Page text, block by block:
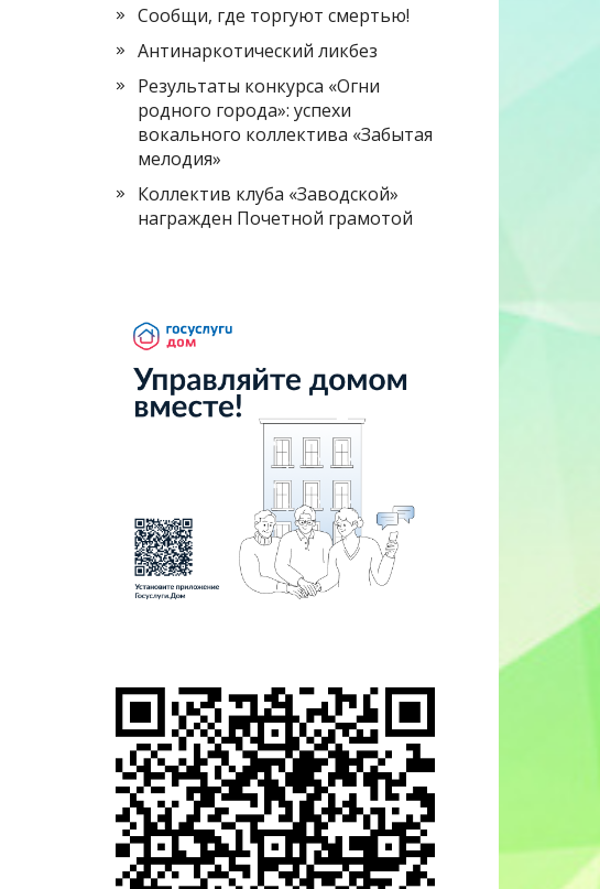
Сообщи, где торгуют смертью!
Антинаркотический ликбез
Результаты конкурса «Огни
родного города»: успехи
вокального коллектива «Забытая
мелодия»
Коллектив клуба «Заводской»
награжден Почетной грамотой